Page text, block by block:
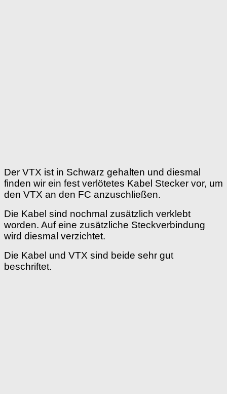
Der VTX ist in Schwarz gehalten und diesmal
finden wir ein fest verlötetes Kabel Stecker vor, um
den VTX an den FC anzuschließen.
Die Kabel sind nochmal zusätzlich verklebt
worden. Auf eine zusätzliche Steckverbindung
wird diesmal verzichtet.
Die Kabel und VTX sind beide sehr gut
beschriftet.